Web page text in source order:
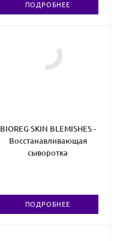
ПОДРОБНЕЕ
BIOREG SKIN BLEMISHES -
Восстанавливающая
сыворотка
ПОДРОБНЕЕ